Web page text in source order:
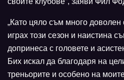
„Като цяло съм много доволен
играх този сезон и наистина
допринеса с головете и
Бих искал да благодаря на
треньорите и особено на